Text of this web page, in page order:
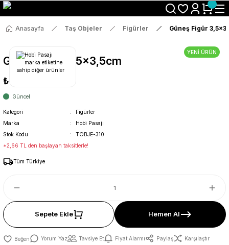
Size Özel "HG10" Koduyla Sepette Hemen %10 İndirimi Kaçırma
Anasayfa Taş Objeler Figürler Güneş Figür
YENİ ÜRÜN
Güneş Figür 3,5x3,5cm
₺14
Güncel
Kategori
Figürler
Marka
Hobi Pasajı
Stok Kodu
TOBJE-310
*2,66 TL den başlayan taksitlerle!
Tüm Türkiye
Sepete Ekle Hemen Al
Yorum Yaz Tavsiye Et Fiyat Alarmı Paylaş Karşılaştır